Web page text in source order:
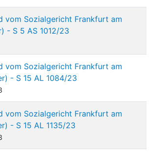
vom Sozialgericht Frankfurt am
- S 5 AS 1012/23
vom Sozialgericht Frankfurt am
- S 15 AL 1084/23
vom Sozialgericht Frankfurt am
- S 15 AL 1135/23